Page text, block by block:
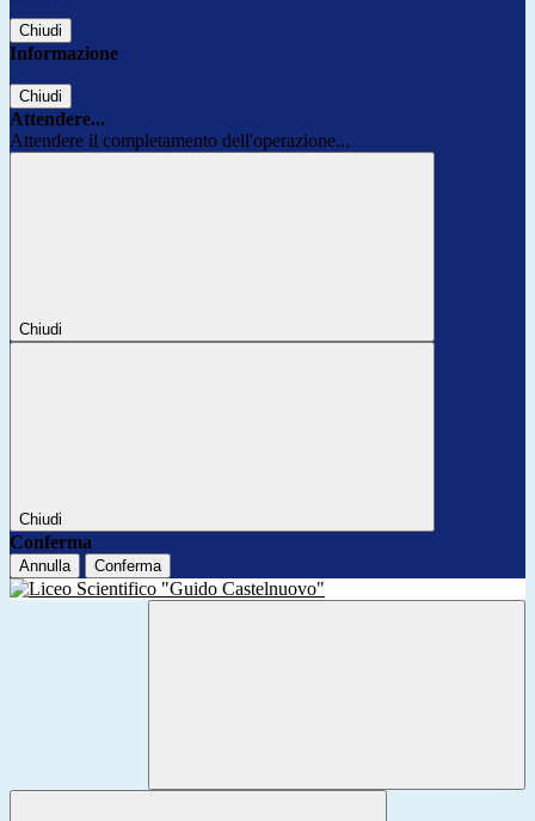
Chiudi
Informazione
Chiudi
Attendere...
Attendere il completamento dell'operazione...
Chiudi
Chiudi
Conferma
Annulla Conferma